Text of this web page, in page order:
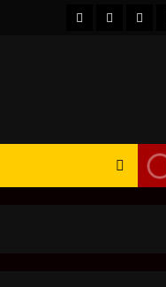
HOMEBeritahot